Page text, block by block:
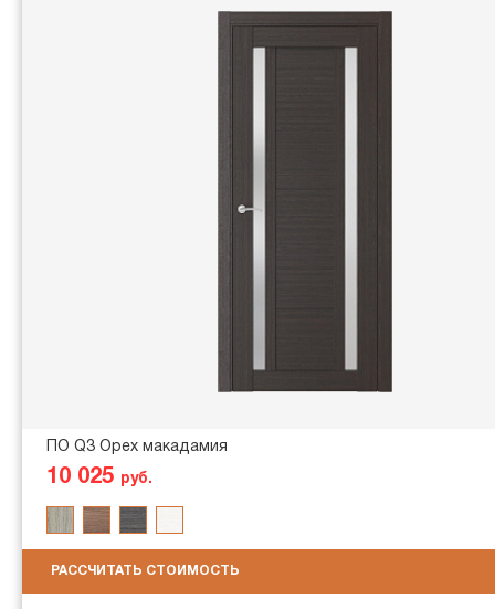
ПО Q3 Орех макадамия
10 025 руб.
РАССЧИТАТЬ СТОИМОСТЬ